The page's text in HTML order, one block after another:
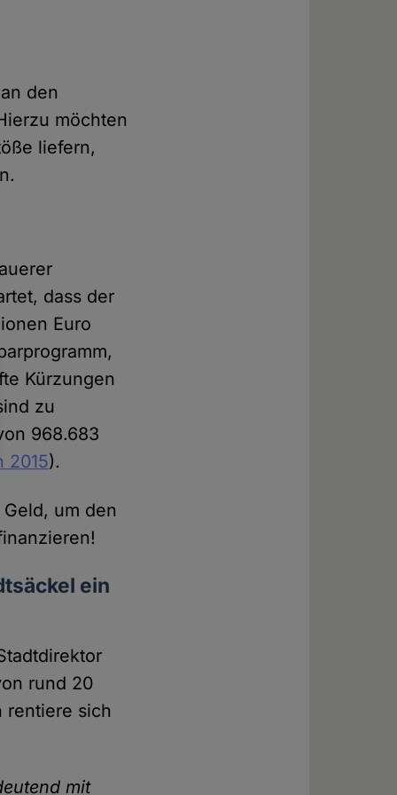
den
möchten
liefern,
dass der
Euro
Kürzungen
zu
968.683
2015).
um den
ein
rund 20
rentiere sich
mit